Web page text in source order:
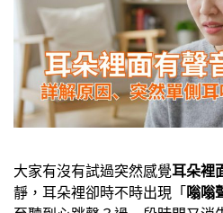
大家有沒有試過突然感覺耳朵裡
靜，耳朵裡卻時不時出現「 嗡嗡